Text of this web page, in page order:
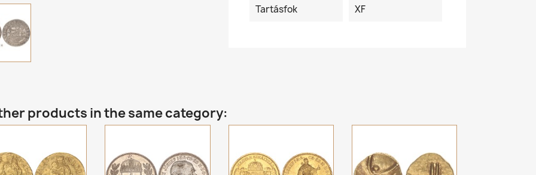
Tartásfok
XF
products in the same category: